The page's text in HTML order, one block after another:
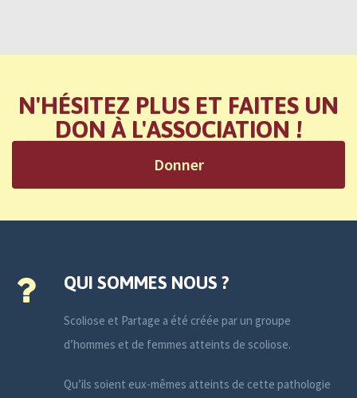
N'HÉSITEZ PLUS ET FAITES UN
DON À L'ASSOCIATION !
Donner
QUI SOMMES NOUS ?
Scoliose et Partage a été créée par un groupe
d’hommes et de femmes atteints de scoliose.
Qu’ils soient eux-mêmes atteints de cette pathologie